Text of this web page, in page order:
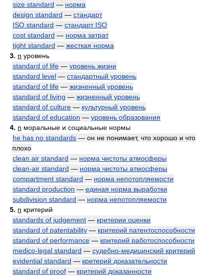
size standard — норма
design standard — стандарт
ISO standard — стандарт ISO
cost standard — норма затрат
tight standard — жесткая норма
3. n уровень
standard of life — уровень жизни
standard level — стандартный уровень
standard of life — жизненный уровень
standard of living — жизненный уровень
standard of culture — культурный уровень
standard of education — уровень образования
4. n моральные и социальные нормы
he has no standards — он не понимает, что хорошо и что
плохо
clean air standard — норма чистоты атмосферы
clean-air standard — норма чистоты атмосферы
compartment standard — норма непотопляемости
standard production — единая норма выработки
subdivision standard — норма непотопляемости
5. n критерий
standards of judgement — критерии оценки
standard of patentability — критерий патентоспособности
standard of performance — критерий работоспособности
medico-legal standard — судебно-медицинский критерий
evidential standard — критерий доказательности
standard of proof — критерий доказанности